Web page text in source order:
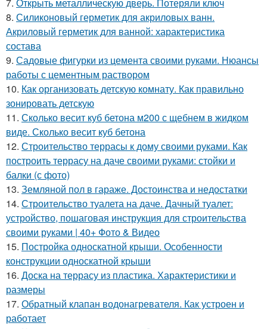
7. Открыть металлическую дверь. Потеряли ключ
8. Силиконовый герметик для акриловых ванн.
Акриловый герметик для ванной: характеристика
состава
9. Садовые фигурки из цемента своими руками. Нюансы
работы с цементным раствором
10. Как организовать детскую комнату. Как правильно
зонировать детскую
11. Сколько весит куб бетона м200 с щебнем в жидком
виде. Сколько весит куб бетона
12. Строительство террасы к дому своими руками. Как
построить террасу на даче своими руками: стойки и
балки (с фото)
13. Земляной пол в гараже. Достоинства и недостатки
14. Строительство туалета на даче. Дачный туалет:
устройство, пошаговая инструкция для строительства
своими руками | 40+ Фото & Видео
15. Постройка односкатной крыши. Особенности
конструкции односкатной крыши
16. Доска на террасу из пластика. Характеристики и
размеры
17. Обратный клапан водонагревателя. Как устроен и
работает